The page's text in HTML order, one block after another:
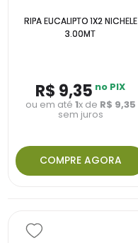
RIPA EUCALIPTO 1X2 NICHELE
3.00MT
R$ 9,35 no PIX
ou em até 1x de R$ 9,35
sem juros
COMPRE AGORA